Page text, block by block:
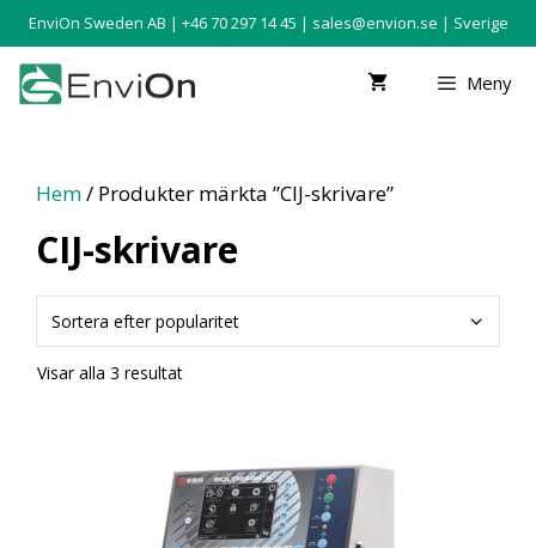
EnviOn Sweden AB | +46 70 297 14 45 | sales@envion.se | Sverige
Meny
Hem/ Produkter märkta ”CIJ-skrivare”
CIJ-skrivare
Visar alla 3 resultat